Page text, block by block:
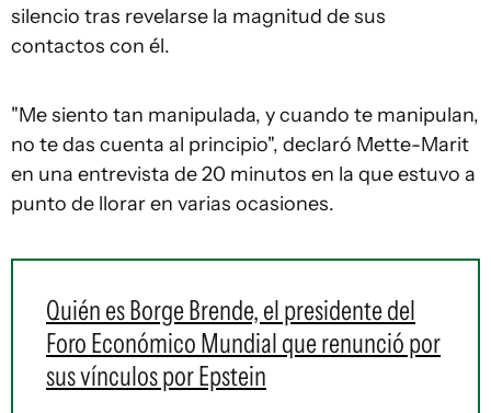
silencio tras revelarse la magnitud de sus
contactos con él.
"Me siento tan manipulada, y cuando te manipulan,
no te das cuenta al principio", declaró Mette-Marit
en una entrevista de 20 minutos en la que estuvo a
punto de llorar en varias ocasiones.
Quién es Borge Brende, el presidente del
Foro Económico Mundial que renunció por
sus vínculos por Epstein